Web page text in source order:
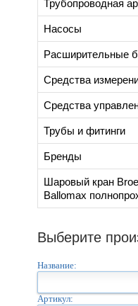
Трубопроводная
Насосы
Расширительные
Средства
Средства
Трубы и фитинги
Бренды
Шаровый кран
Ballomax
Выберите
Название:
Артикул: